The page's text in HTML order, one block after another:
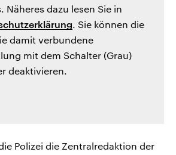
Näheres dazu lesen Sie in
. Sie können die
damit verbundene
mit dem Schalter (Grau)
deaktivieren.
Polizei die Zentralredaktion der